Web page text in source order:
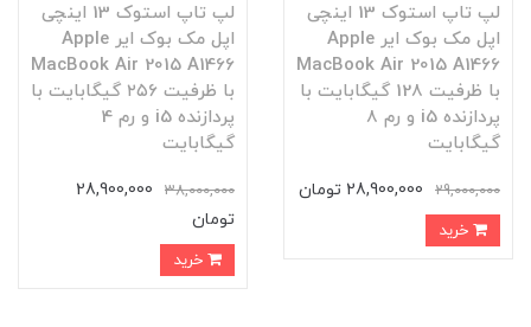
لپ تاپ استوک 13 اینچی
اپل مک بوک ایر Apple
MacBook Air 2015 A1466
با ظرفیت 128 گیگابایت با
پردازنده i5 و رم 8
گیگابایت
29,000,000 28,900,000 تومان
لپ تاپ استوک 13 اینچی
اپل مک بوک ایر Apple
MacBook Air 2015 A1466
با ظرفیت ۲۵۶ گیگابایت با
پردازنده i5 و رم 4
گیگابایت
38,000,000
28,900,000
تومان